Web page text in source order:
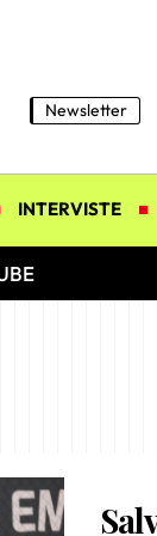
Newsletter
INTERVISTE